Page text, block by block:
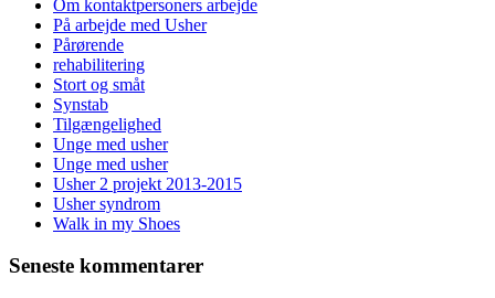
Om kontaktpersoners arbejde
På arbejde med Usher
Pårørende
rehabilitering
Stort og småt
Synstab
Tilgængelighed
Unge med usher
Unge med usher
Usher 2 projekt 2013-2015
Usher syndrom
Walk in my Shoes
Seneste kommentarer